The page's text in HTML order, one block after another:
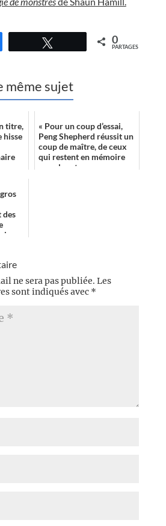
0
PARTAGES
même sujet
titre,
hisse
»
« Pour un coup d’essai,
Peng Shepherd réussit un
coup de maître, de ceux
qui restent en mémoire
pour longtemps.
des
ne sera pas publiée. Les
sont indiqués avec *